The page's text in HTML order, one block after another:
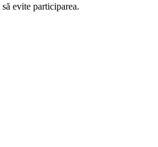
evite participarea.